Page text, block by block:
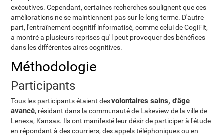
exécutives. Cependant, certaines recherches soulignent que ces
améliorations ne se maintiennent pas sur le long terme. D'autre
part, l'entraînement cognitif informatisé, comme celui de CogiFit,
a montré a plusieurs reprises qu'il peut provoquer des bénéfices
dans les différentes aires cognitives.
Méthodologie
Participants
Tous les participants étaient desvolontaires sains, d'âge
avancé, résidant dans la communauté de Lakeview de la ville de
Lenexa, Kansas. Ils ont manifesté leur désir de participer à l'étude
en répondant à des courriers, des appels téléphoniques ou en